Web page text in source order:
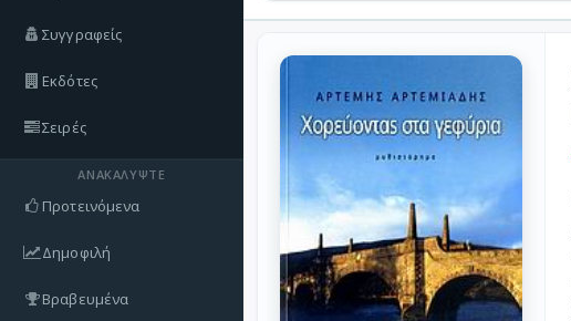
Συγγραφείς
Εκδότες
Σειρές
ΑΝΑΚΑΛΎΨΤΕ
Προτεινόμενα
Δημοφιλή
Βραβευμένα